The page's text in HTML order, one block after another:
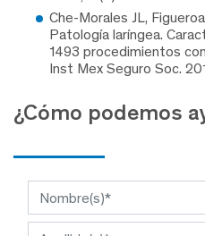
Che-Morales JL,
Patología laríngea.
1493 procedimientos
Inst Mex Seguro Soc.
¿Cómo podemos